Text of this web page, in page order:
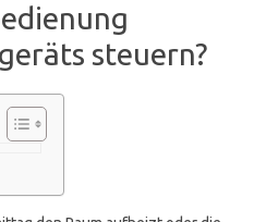
steuern?